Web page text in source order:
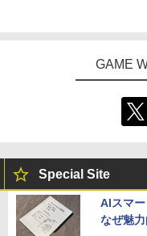
GAME
Special Site
AIスマ
なぜ魅